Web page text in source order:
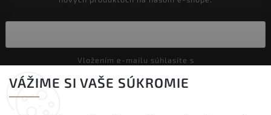
VÁŽIME SI VAŠE SÚKROMIE